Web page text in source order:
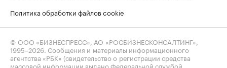
Политика обработки файлов cookie
© ООО «БИЗНЕСПРЕСС», АО «РОСБИЗНЕСКОНСАЛТИНГ»,
1995–2026 . Сообщения и материалы информационного
агентства «РБК» (свидетельство о регистрации средства
массовой информации выдано Федеральной службой